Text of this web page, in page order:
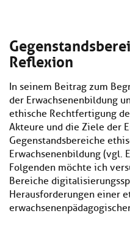
Reflexion
In seinem Beitrag zum
der Erwachsenenbildung
ethische Rechtfertigung
Akteure und die Ziele der
Gegenstandsbereiche
Erwachsenenbildung (vgl.
Folgenden möchte ich
Bereiche
Herausforderungen einer